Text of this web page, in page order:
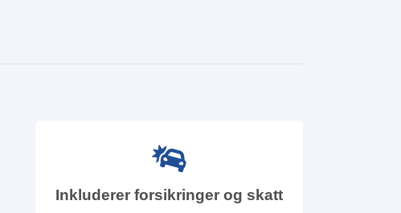
Inkluderer forsikringer og skatt